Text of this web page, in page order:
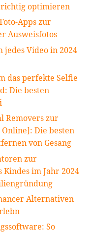
richtig optimieren
Apps zur
Ausweisfotos
jedes Video in 2024
das perfekte Selfie
Die besten
Removers zur
Die besten
von Gesang
zur
Kindes im Jahr 2024
Alternativen
So